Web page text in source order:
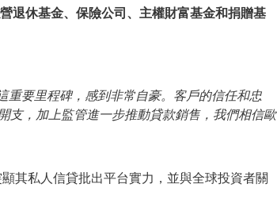
退休基金、保險公司、主權財富基金和捐贈基
重要里程碑，感到非常自豪。客戶的信任和忠
支，加上監管進一步推動貸款銷售，我們相信歐
其私人信貸批出平台實力，並與全球投資者關